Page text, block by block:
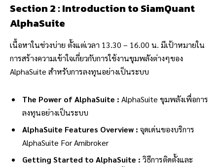
Section 2 : Introduction to SiamQuant
AlphaSuite
เนื้อหาในช่วงบ่าย ตั้งแต่เวลา 13.30 – 16.00 น. มีเป้าหมายใน
การสร้างความเข้าใจเกี่ยวกับการใช้งานขุมพลังต่างๆของ
AlphaSuite สำหรับการลงทุนอย่างเป็นระบบ
The Power of AlphaSuite : AlphaSuite ขุมพลังเพื่อการ
ลงทุนอย่างเป็นระบบ
AlphaSuite Features Overview : จุดเด่นของบริการ
AlphaSuite For Amibroker
Getting Started to AlphaSuite : วิธีการติดตั้งและ